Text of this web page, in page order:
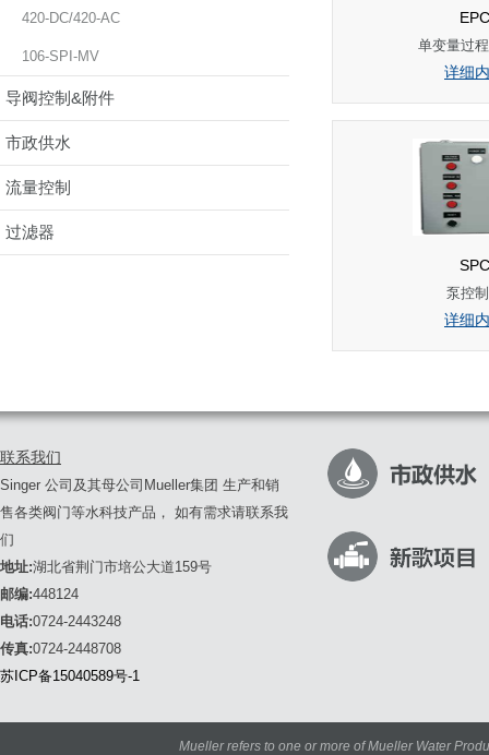
420-DC/420-AC
106-SPI-MV
导阀控制&附件
市政供水
流量控制
过滤器
EPC
单变量过
详细
SPC
泵控
详细
联系我们
Singer 公司及其母公司Mueller集团 生产和销
售各类阀门等水科技产品， 如有需求请联系我
们
地址:湖北省荆门市培公大道159号
邮编:448124
电话:0724-2443248
传真:0724-2448708
苏ICP备15040589号-1
Mueller refers to one or more of Mueller Water